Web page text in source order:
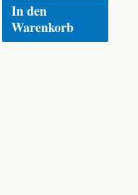
In den
Warenkorb